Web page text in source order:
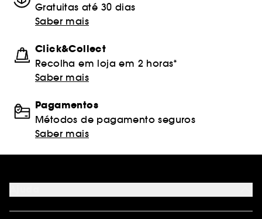
Gratuitas até 30 dias
Saber mais
Click&Collect
Recolha em loja em 2 horas*
Saber mais
Pagamentos
Métodos de pagamento seguros
Saber mais
FAQ